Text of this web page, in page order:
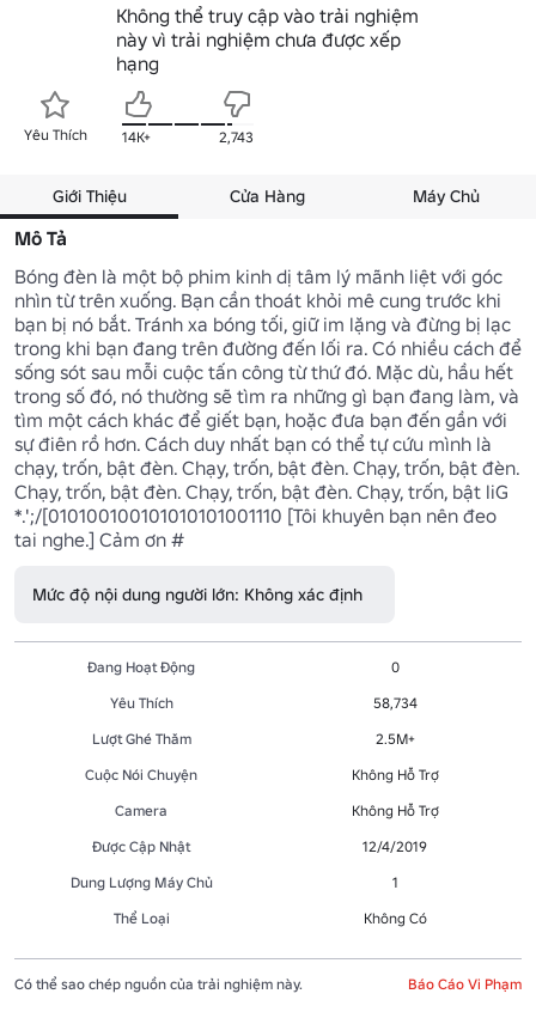
Không thể truy cập vào trải nghiệm
này vì trải nghiệm chưa được xếp
hạng
Yêu Thích 14K+ 2,743
Giới Thiệu Cửa Hàng Máy Chủ
Mô Tả
Bóng đèn là một bộ phim kinh dị tâm lý mãnh liệt với góc
nhìn từ trên xuống. Bạn cần thoát khỏi mê cung trước khi
bạn bị nó bắt. Tránh xa bóng tối, giữ im lặng và đừng bị lạc
trong khi bạn đang trên đường đến lối ra. Có nhiều cách để
sống sót sau mỗi cuộc tấn công từ thứ đó. Mặc dù, hầu hết
trong số đó, nó thường sẽ tìm ra những gì bạn đang làm, và
tìm một cách khác để giết bạn, hoặc đưa bạn đến gần với
sự điên rồ hơn. Cách duy nhất bạn có thể tự cứu mình là
chạy, trốn, bật đèn. Chạy, trốn, bật đèn. Chạy, trốn, bật đèn.
Chạy, trốn, bật đèn. Chạy, trốn, bật đèn. Chạy, trốn, bật liG
*.';/[010100100101010101001110 [Tôi khuyên bạn nên đeo
tai nghe.] Cảm ơn #
Mức độ nội dung người lớn: Không xác định
Đang Hoạt Động
0
Yêu Thích
58,734
Lượt Ghé Thăm
2.5M+
Cuộc Nói Chuyện
Không Hỗ Trợ
Camera
Không Hỗ Trợ
Được Cập Nhật
12/4/2019
Dung Lượng Máy Chủ
1
Thể Loại
Không Có
Có thể sao chép nguồn của trải nghiệm này. Báo Cáo Vi Phạm